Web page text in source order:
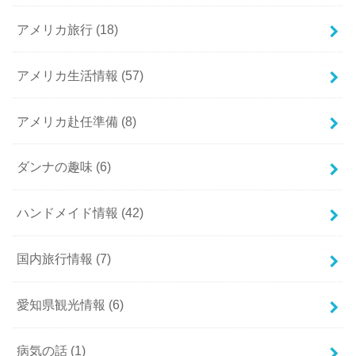
アメリカ旅行 (18)
アメリカ生活情報 (57)
アメリカ赴任準備 (8)
ダンナの趣味 (6)
ハンドメイド情報 (42)
国内旅行情報 (7)
愛知県観光情報 (6)
病気の話 (1)